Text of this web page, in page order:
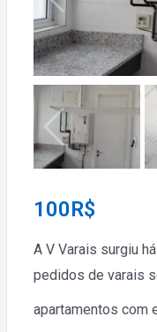
100R$
A V Varais surgiu
pedidos de varais
apartamentos com